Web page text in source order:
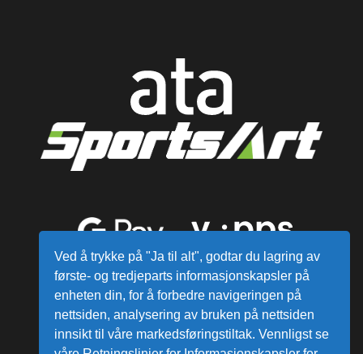
Ved å trykke på "Ja til alt", godtar du lagring av
første- og tredjeparts informasjonskapsler på
enheten din, for å forbedre navigeringen på
nettsiden, analysering av bruken på nettsiden
innsikt til våre markedsføringstiltak. Vennligst se